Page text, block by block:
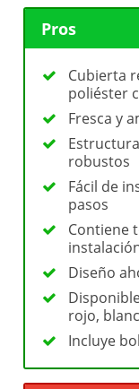
Pros
Cubierta
poliéster
Fresca y
robustos
Fácil de
pasos
Contiene
Diseño
rojo,
Incluye